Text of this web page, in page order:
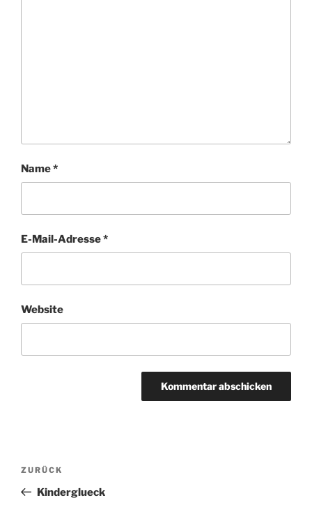
Name*
E-Mail-Adresse*
Website
Beitragsnavigation
Vorheriger
Beitrag
ZURÜCK
Kinderglueck